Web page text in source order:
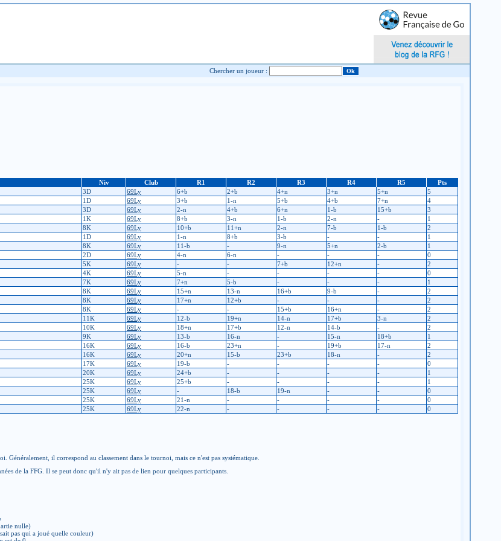
Chercher un joueur :
Niv Club R1 R2 R3 R4 R5
Pts
3D 69Ly 6+b 2+b 4+n 3+n 5+n
5
1D 69Ly 3+b 1-n 5+b 4+b 7+n
4
3D 69Ly 2-n 4+b 6+n 1-b 15+b
3
1K 69Ly 8+b 3-n 1-b 2-n -
1
8K 69Ly 10+b 11+n 2-n 7-b 1-b
2
1D 69Ly 1-n 8+b 3-b - -
1
8K 69Ly 11-b - 9-n 5+n 2-b
1
2D 69Ly 4-n 6-n - - -
0
5K 69Ly - - 7+b 12+n -
2
4K 69Ly 5-n - - - -
0
7K 69Ly 7+n 5-b - - -
1
8K 69Ly 15+n 13-n 16+b 9-b -
2
8K 69Ly 17+n 12+b - - -
2
8K 69Ly - - 15+b 16+n -
2
11K 69Ly 12-b 19+n 14-n 17+b 3-n
2
10K 69Ly 18+n 17+b 12-n 14-b -
2
9K 69Ly 13-b 16-n - 15-n 18+b
1
16K 69Ly 16-b 23+n - 19+b 17-n
2
16K 69Ly 20+n 15-b 23+b 18-n -
2
17K 69Ly 19-b - - - -
0
20K 69Ly 24+b - - - -
1
25K 69Ly 25+b - - - -
1
25K 69Ly - 18-b 19-n - -
0
25K 69Ly 21-n - - - -
0
25K 69Ly 22-n - - - -
0
Généralement, il correspond au classement dans le tournoi, mais ce n'est pas systématique.
de la FFG. Il se peut donc qu'il n'y ait pas de lien pour quelques participants.
nulle)
pas qui a joué quelle couleur)